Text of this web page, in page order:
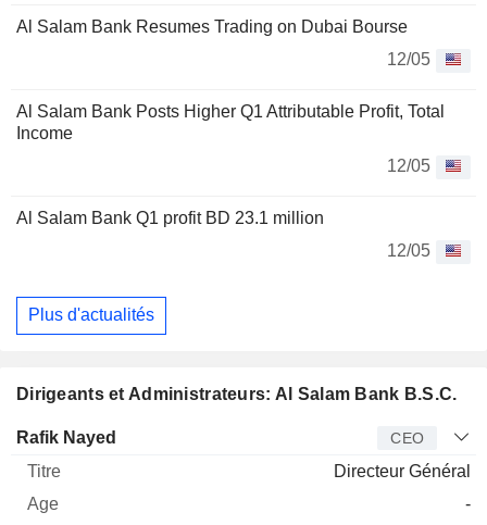
Al Salam Bank Resumes Trading on Dubai Bourse
12/05
Al Salam Bank Posts Higher Q1 Attributable Profit, Total
Income
12/05
Al Salam Bank Q1 profit BD 23.1 million
12/05
Plus d'actualités
Dirigeants et Administrateurs: Al Salam Bank B.S.C.
Dirigeant Titre
Rafik Nayed CEO
Directeur Général
-